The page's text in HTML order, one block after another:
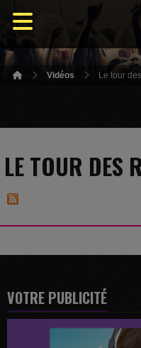
Vidéos Le tour
LE TOUR DES
VOTRE PUBLICITÉ